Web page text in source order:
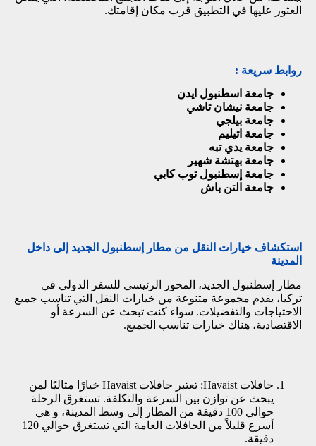
العثور عليها في التطبيق قرب مكان إقامتك.
روابط سريعة :
جامعة اسطنبول ايدن
جامعة نيشان تاشي
جامعة بيلجي
جامعة اتيليم
جامعة يدي تبه
جامعة بهتشة شهير
جامعة إسطنبول توب كابي
جامعة التن باش
استكشاف خيارات النقل من مطار إسطنبول الجديد إلى داخل
المدينة
مطار إسطنبول الجديد، المحور الرئيسي للسفر الدولي في
تركيا، يقدم مجموعة متنوعة من خيارات النقل التي تناسب جميع
الاحتياجات والتفضيلات. سواء كنت تبحث عن السرعة أو
الاقتصادية، هناك خيارات تناسب الجميع.
حافلات Havaist: تعتبر حافلات Havaist خيارًا مثاليًا لمن
يبحث عن توازن بين السرعة والتكلفة. تستغرق الرحلة
حوالي 100 دقيقة من المطار إلى وسط المدينة، و هي
أسرع قليلاً من الحافلات العامة التي تستغرق حوالي 120
دقيقة.